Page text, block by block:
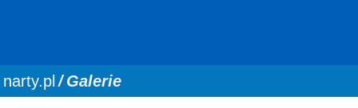
You are here:
narty.pl Galerie